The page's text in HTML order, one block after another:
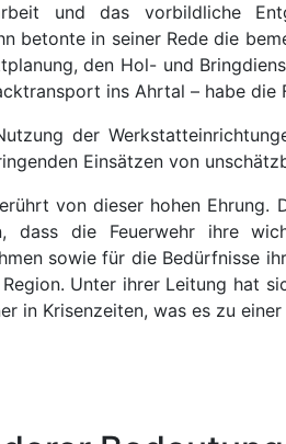
und das vorbildliche
betonte in seiner Rede die
den Hol- und
ins Ahrtal – habe
der
Einsätzen von
von dieser hohen
dass die Feuerwehr ihre
sowie für die Bedürfnisse
Unter ihrer Leitung hat
in Krisenzeiten, was es zu